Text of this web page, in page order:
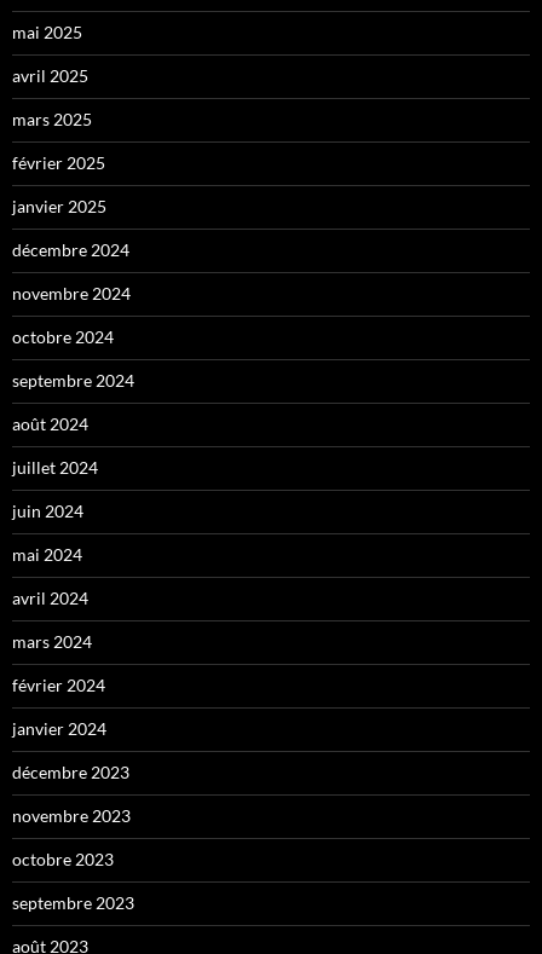
mai 2025
avril 2025
mars 2025
février 2025
janvier 2025
décembre 2024
novembre 2024
octobre 2024
septembre 2024
août 2024
juillet 2024
juin 2024
mai 2024
avril 2024
mars 2024
février 2024
janvier 2024
décembre 2023
novembre 2023
octobre 2023
septembre 2023
août 2023